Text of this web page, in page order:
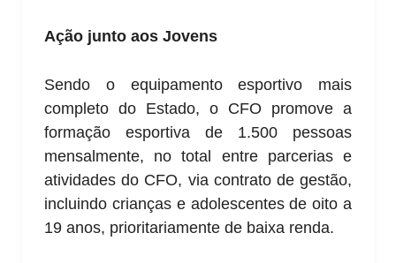
Ação junto aos Jovens
Sendo o equipamento esportivo mais
completo do Estado, o CFO promove a
formação esportiva de 1.500 pessoas
mensalmente, no total entre parcerias e
atividades do CFO, via contrato de gestão,
incluindo crianças e adolescentes de oito a
19 anos, prioritariamente de baixa renda.